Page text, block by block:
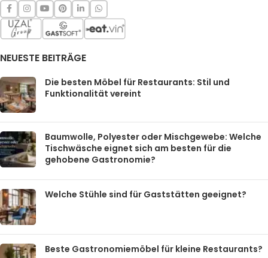
NEUESTE BEITRÄGE
Die besten Möbel für Restaurants: Stil und
Funktionalität vereint
Baumwolle, Polyester oder Mischgewebe: Welche
Tischwäsche eignet sich am besten für die
gehobene Gastronomie?
Welche Stühle sind für Gaststätten geeignet?
Beste Gastronomiemöbel für kleine Restaurants?